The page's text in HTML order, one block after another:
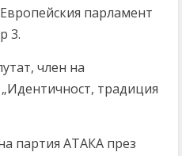
парламент
3.
член на
традиция
партия АТАКА през